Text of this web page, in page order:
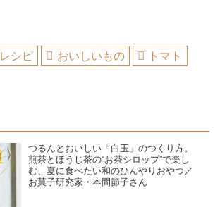
レシピ おいしいもの トマト
つるんとおいしい「白玉」のつくり方。
煎茶とほうじ茶の“お茶シロップ”で楽し
む、夏に食べたい和のひんやりおやつ／
お菓子研究家・本間節子さん